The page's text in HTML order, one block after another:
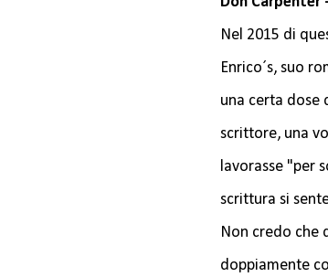
Nel 2015 di
Enrico´s, suo
una certa dose
scrittore, una
lavorasse "per
scrittura si
Non credo che
doppiamente